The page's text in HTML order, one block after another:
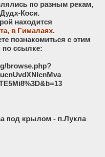
по разным рекам,
Коси.
находится
в Гималаях.
познакомиться с этим
по ссылке:
browse.php?
под крылом - п.Лукла